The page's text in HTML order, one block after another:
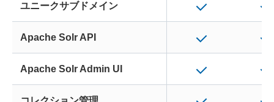
ユニークサブドメイン
Apache Solr API
Apache Solr Admin UI